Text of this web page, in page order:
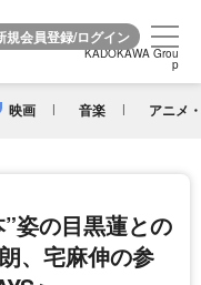
KADOKAWA Grou
p
映画 音楽 アニメ
KADOKAWA Grou
p
姿の目黒蓮との
、宅麻伸の参